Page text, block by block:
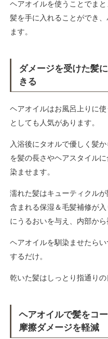
ヘアオイルを使うことでま
髪を手に入れることができ
ます。
ダメージを受けた髪
きる
ヘアオイルはお風呂上りに使
としても人気があります。
入浴後にタオルで優しく髪
を髪の長さやヘアスタイル
染ませます。
濡れた髪はキューティクル
含まれる保湿＆毛髪補修が
にうるおいを与え、内部か
ヘアオイルを馴染ませたら
するだけ。
乾いた髪はしっとり指通りの
ヘアオイルで髪をコ
摩擦ダメージを軽減